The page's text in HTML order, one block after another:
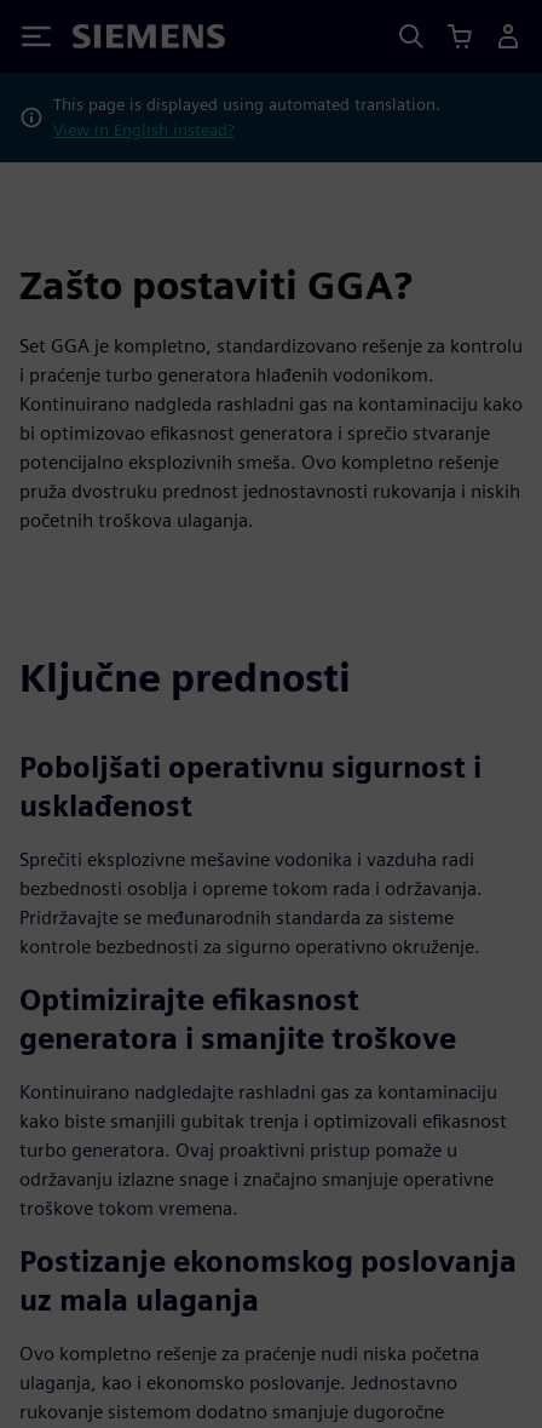
Siemens
This page is displayed using automated translation.
View in English instead?
Zašto postaviti GGA?
Set GGA je kompletno, standardizovano rešenje za kontrolu
i praćenje turbo generatora hlađenih vodonikom.
Kontinuirano nadgleda rashladni gas na kontaminaciju kako
bi optimizovao efikasnost generatora i sprečio stvaranje
potencijalno eksplozivnih smeša. Ovo kompletno rešenje
pruža dvostruku prednost jednostavnosti rukovanja i niskih
početnih troškova ulaganja.
Ključne prednosti
Poboljšati operativnu sigurnost i
usklađenost
Sprečiti eksplozivne mešavine vodonika i vazduha radi
bezbednosti osoblja i opreme tokom rada i održavanja.
Pridržavajte se međunarodnih standarda za sisteme
kontrole bezbednosti za sigurno operativno okruženje.
Optimizirajte efikasnost
generatora i smanjite troškove
Kontinuirano nadgledajte rashladni gas za kontaminaciju
kako biste smanjili gubitak trenja i optimizovali efikasnost
turbo generatora. Ovaj proaktivni pristup pomaže u
održavanju izlazne snage i značajno smanjuje operativne
troškove tokom vremena.
Postizanje ekonomskog poslovanja
uz mala ulaganja
Ovo kompletno rešenje za praćenje nudi niska početna
ulaganja, kao i ekonomsko poslovanje. Jednostavno
rukovanje sistemom dodatno smanjuje dugoročne